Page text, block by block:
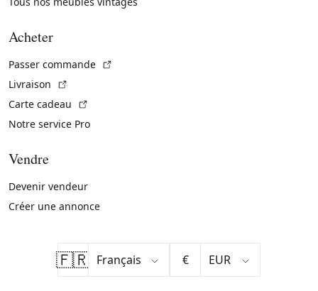
Acheter
Passer commande
Livraison
Carte cadeau
Notre service Pro
Vendre
Devenir vendeur
Créer une annonce
🇫🇷 €